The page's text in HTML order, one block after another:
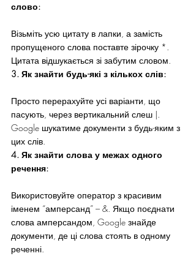
слово:
Візьміть усю цитату в лапки, а замість
пропущеного слова поставте зірочку *.
Цитата відшукається зі забутим словом.
3. Як знайти будь-які з кількох слів:
Просто перерахуйте усі варіанти, що
пасують, через вертикальний слеш |.
Google шукатиме документи з будь-яким з
цих слів.
4. Як знайти слова у межах одного
речення:
Використовуйте оператор з красивим
іменем “амперсанд” – &. Якщо поєднати
слова амперсандом, Google знайде
документи, де ці слова стоять в одному
реченні.